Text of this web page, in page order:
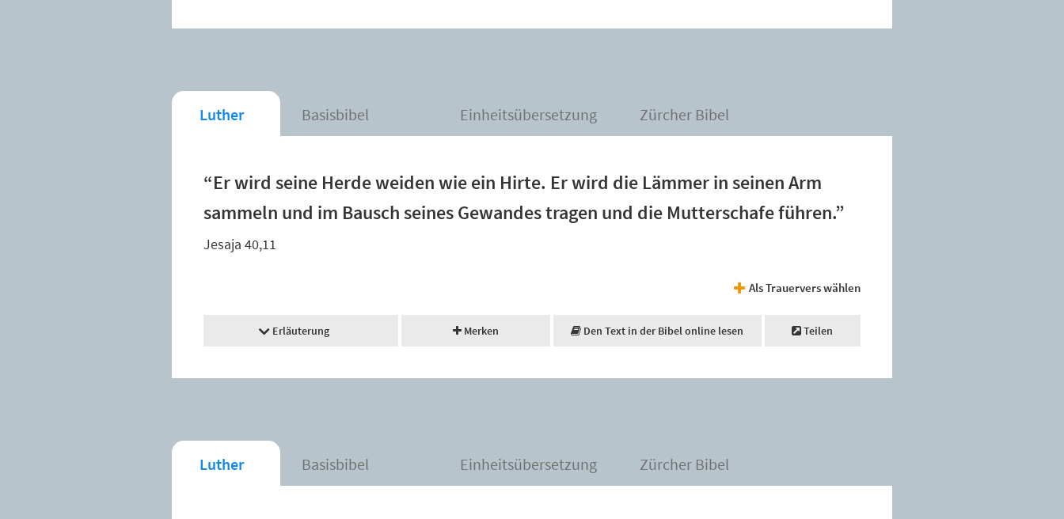
Luther Basisbibel Einheitsübersetzung Zürcher Bibel
“Er wird seine Herde weiden wie ein Hirte. Er wird die Lämmer in seinen Arm
sammeln und im Bausch seines Gewandes tragen und die Mutterschafe führen.”
Jesaja 40,11
Als Trauervers wählen
Erläuterung Merken Den Text in der Bibel online lesen Teilen
Luther Basisbibel Einheitsübersetzung Zürcher Bibel